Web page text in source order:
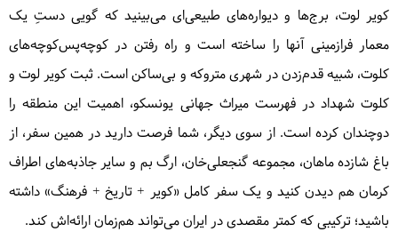
کویر لوت، برج‌ها و دیواره‌های طبیعی‌ای می‌بینید که گویی دستِ یک
معمار فرازمینی آنها را ساخته است و راه رفتن در کوچه‌پس‌کوچه‌های
کلوت، شبیه قدم‌زدن در شهری متروکه و بی‌ساکن است. ثبت کویر لوت و
کلوت شهداد در فهرست میراث جهانی یونسکو، اهمیت این منطقه را
دوچندان کرده است. از سوی دیگر، شما فرصت دارید در همین سفر، از
باغ شازده ماهان، مجموعه گنجعلی‌خان، ارگ بم و سایر جاذبه‌های اطراف
کرمان هم دیدن کنید و یک سفر کامل «کویر + تاریخ + فرهنگ» داشته
باشید؛ ترکیبی که کمتر مقصدی در ایران می‌تواند هم‌زمان ارائه‌اش کند.